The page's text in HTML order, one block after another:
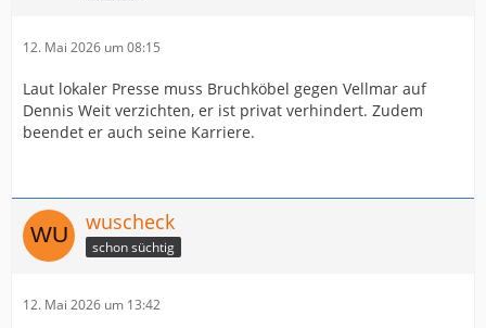
12. Mai 2026 um 08:15
Laut lokaler Presse muss Bruchköbel gegen Vellmar auf
Dennis Weit verzichten, er ist privat verhindert. Zudem
beendet er auch seine Karriere.
wuscheck
schon süchtig
12. Mai 2026 um 13:42